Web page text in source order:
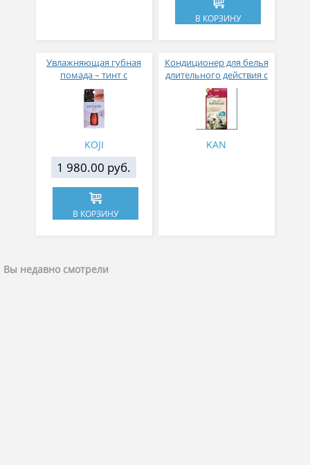
В КОРЗИНУ
Увлажняющая губная
помада – тинт с
аппликатором KOJI,
Красно-оранжевый
KOJI
1 980.00 руб.
В КОРЗИНУ
Кондиционер для белья
длительного действия с
аромакапсулами с
экзотическим ароматом
500 мл
KAN
Вы недавно смотрели